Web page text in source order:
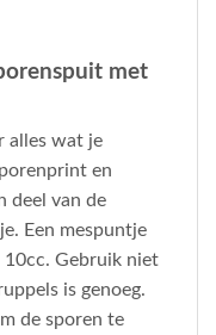
met
alles wat je
en
deel van de
Een mespuntje
10cc. Gebruik niet
is genoeg.
de sporen te